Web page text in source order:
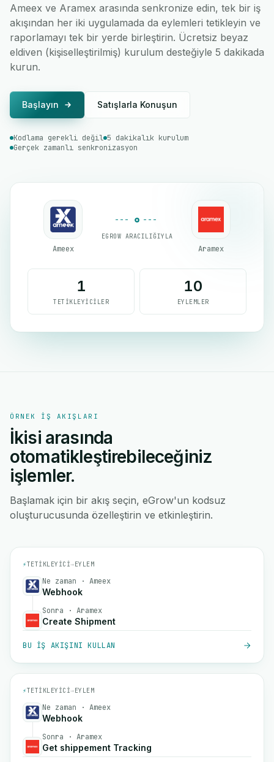
Ameex ve Aramex arasında senkronize edin, tek bir iş
akışından her iki uygulamada da eylemleri tetikleyin ve
raporlamayı tek bir yerde birleştirin. Ücretsiz beyaz
eldiven (kişiselleştirilmiş) kurulum desteğiyle 5 dakikada
kurun.
Başlayın Satışlarla Konuşun
Kodlama gerekli değil 5 dakikalık kurulum
Gerçek zamanlı senkronizasyon
Ameex
EGROW ARACILIĞIYLA
Aramex
1
TETIKLEYICILER
10
EYLEMLER
ÖRNEK IŞ AKIŞLARI
İkisi arasında
otomatikleştirebileceğiniz
işlemler.
Başlamak için bir akış seçin, eGrow'un kodsuz
oluşturucusunda özelleştirin ve etkinleştirin.
⚡TETIKLEYICI→EYLEM
Ne zaman · Ameex
Webhook
Sonra · Aramex
Create Shipment
BU IŞ AKIŞINI KULLAN
⚡TETIKLEYICI→EYLEM
Ne zaman · Ameex
Webhook
Sonra · Aramex
Get shippement Tracking